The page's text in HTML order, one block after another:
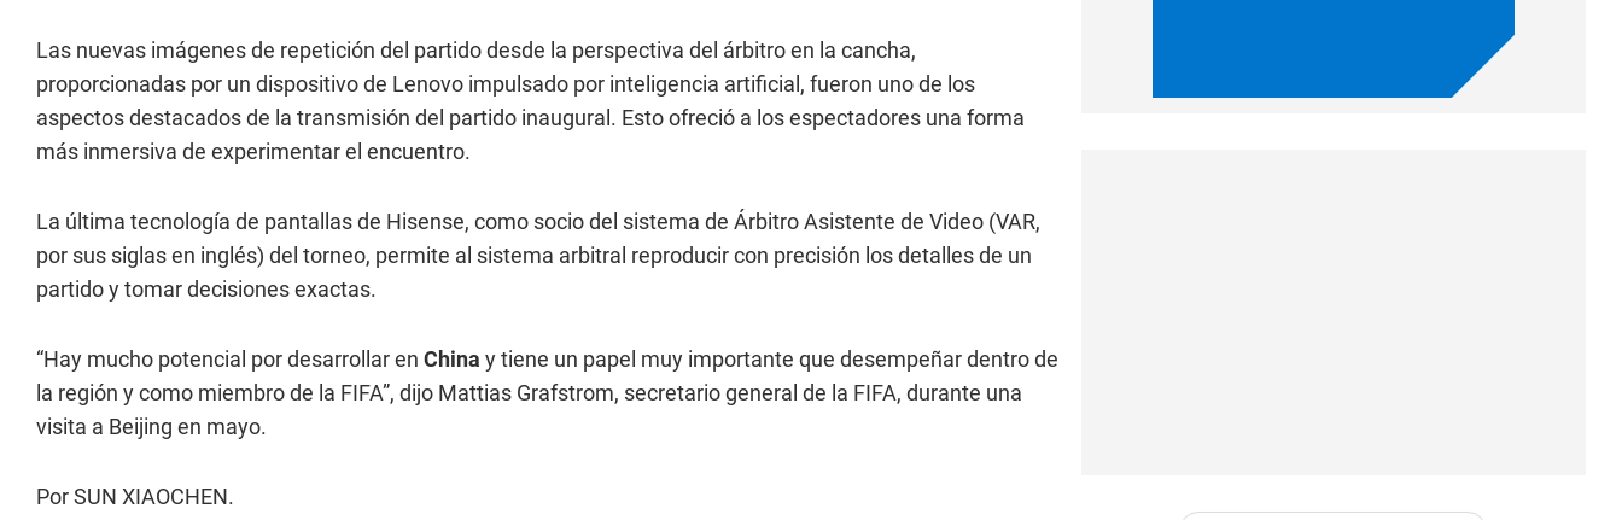
Las nuevas imágenes de repetición del partido desde la perspectiva del árbitro en la cancha,
proporcionadas por un dispositivo de Lenovo impulsado por inteligencia artificial, fueron uno de los
aspectos destacados de la transmisión del partido inaugural. Esto ofreció a los espectadores una forma
más inmersiva de experimentar el encuentro.
La última tecnología de pantallas de Hisense, como socio del sistema de Árbitro Asistente de Video (VAR,
por sus siglas en inglés) del torneo, permite al sistema arbitral reproducir con precisión los detalles de un
partido y tomar decisiones exactas.
“Hay mucho potencial por desarrollar en China y tiene un papel muy importante que desempeñar dentro de
la región y como miembro de la FIFA”, dijo Mattias Grafstrom, secretario general de la FIFA, durante una
visita a Beijing en mayo.
Por SUN XIAOCHEN.